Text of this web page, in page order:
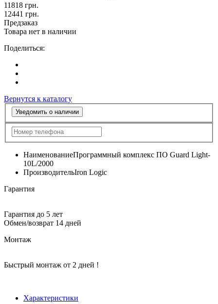
11818 грн.
12441 грн.
Предзаказ
Товара нет в наличии
Поделиться:
Вернутся к каталогу
Уведомить о наличии
НаименованиеПрограммный комплекс ПО Guard Light-
10L/2000
ПроизводительIron Logic
Гарантия
Гарантия до 5 лет
Обмен/возврат 14 дней
Монтаж
Быстрый монтаж от 2 дней !
Характеристики